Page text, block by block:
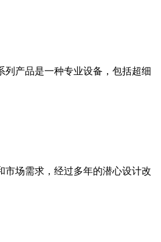
产品是一种专业设备，包括超细
场需求，经过多年的潜心设计改